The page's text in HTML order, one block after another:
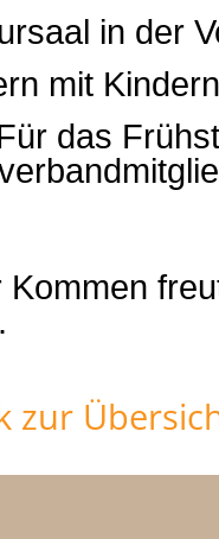
in der
mit
das
Kommen
zur